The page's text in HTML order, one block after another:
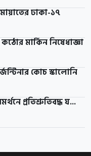
ঢাকা-১৭
মার্কিন নিষেধাজ্ঞা
কোচ স্কালোনি
প্রতিশ্রুতিবদ্ধ য...